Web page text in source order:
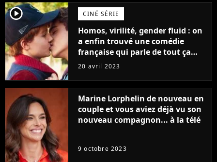
player2 CINÉ SÉRIE
Homos, virilité, gender fluid : on
a enfin trouvé une comédie
française qui parle de tout ça
sans être super ringarde
20 avril 2023
Marine Lorphelin de nouveau en
couple et vous aviez déjà vu son
nouveau compagnon... à la télé
9 octobre 2023